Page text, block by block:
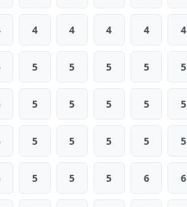
4 4 4 4 4
5 5 5 5 5
5 5 5 5 5
5 5 5 5 5
5 5 5 6 6